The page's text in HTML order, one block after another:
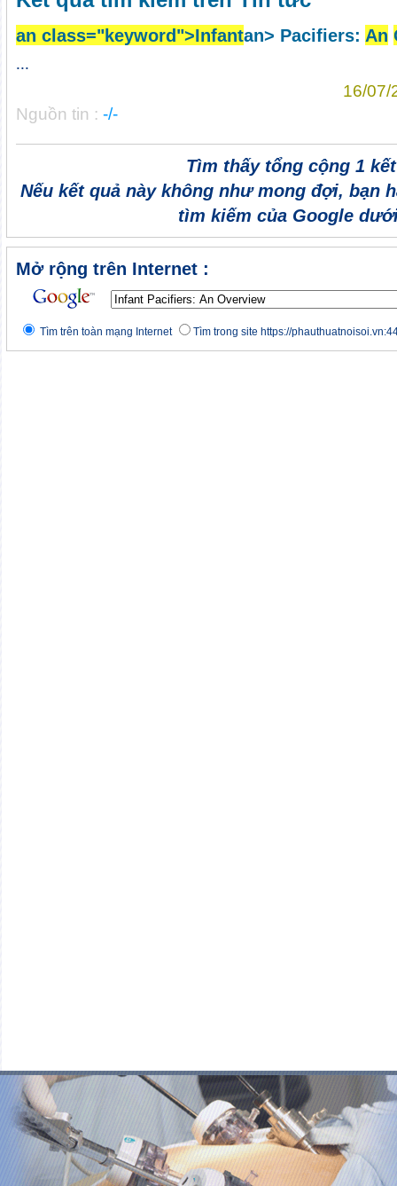
an class="keyword">Infantan> Pacifiers: An
...
16/07/
Nguồn tin : -/-
Tìm thấy tổng cộng 1
Nếu kết quả này không như mong đợi, bạn
tìm kiếm của Google
Mở rộng trên Internet :
Tìm trên toàn mạng Internet Tìm trong site https://